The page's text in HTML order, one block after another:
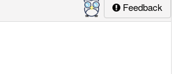
Feedback